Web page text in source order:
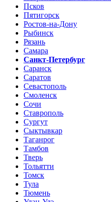
Псков
Пятигорск
Ростов-на-Дону
Рыбинск
Рязань
Самара
Санкт-Петербург
Саранск
Саратов
Севастополь
Смоленск
Сочи
Ставрополь
Сургут
Сыктывкар
Таганрог
Тамбов
Тверь
Тольятти
Томск
Тула
Тюмень